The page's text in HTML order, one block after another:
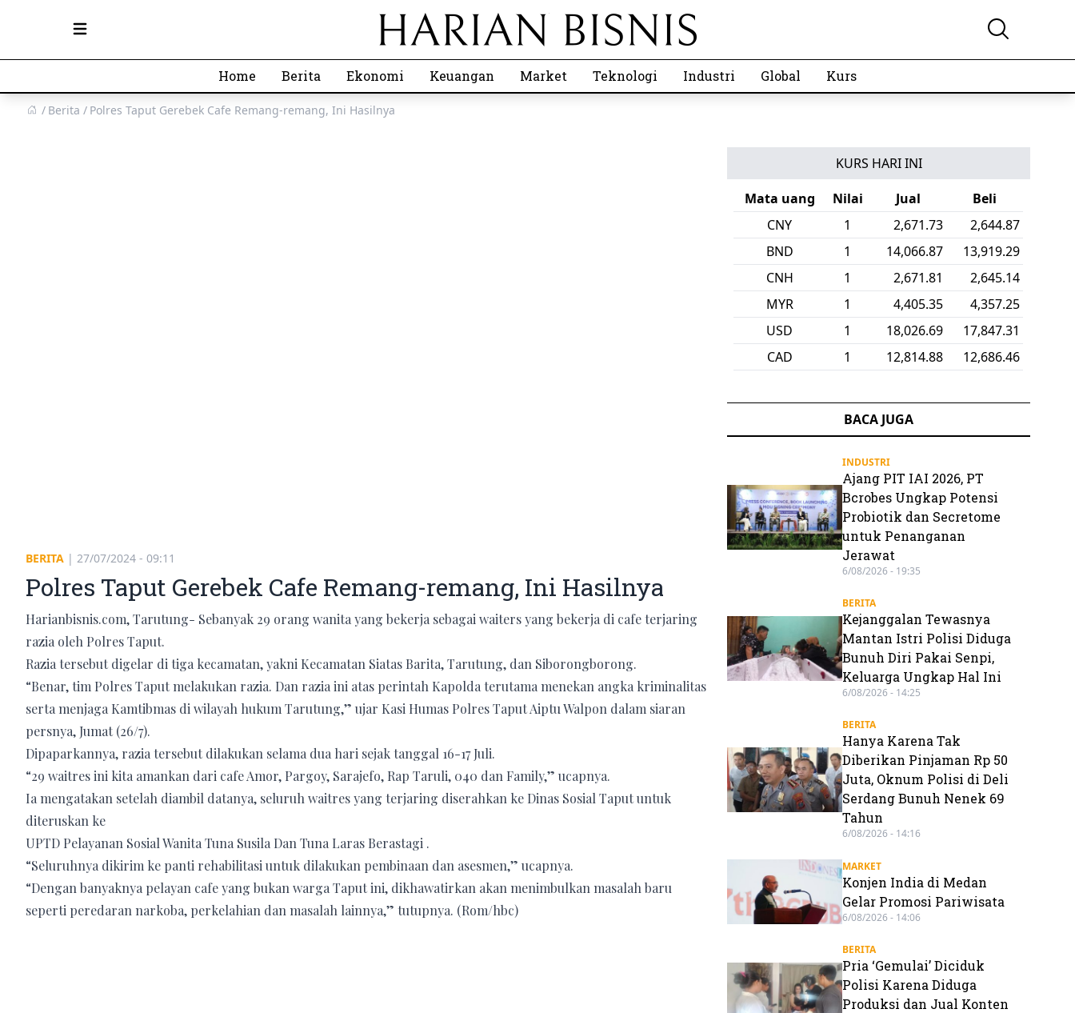
Open main menu
Home Berita Ekonomi Keuangan Market Teknologi Industri Global Kurs
Berita Polres Taput Gerebek Cafe Remang-remang, Ini Hasilnya
BERITA | 27/07/2024 - 09:11
Polres Taput Gerebek Cafe Remang-remang, Ini Hasilnya
Harianbisnis.com, Tarutung- Sebanyak 29 orang wanita yang bekerja sebagai waiters yang bekerja di cafe terjaring
razia oleh Polres Taput.
Razia tersebut digelar di tiga kecamatan, yakni Kecamatan Siatas Barita, Tarutung, dan Siborongborong.
“Benar, tim Polres Taput melakukan razia. Dan razia ini atas perintah Kapolda terutama menekan angka kriminalitas
serta menjaga Kamtibmas di wilayah hukum Tarutung,” ujar Kasi Humas Polres Taput Aiptu Walpon dalam siaran
persnya, Jumat (26/7).
Dipaparkannya, razia tersebut dilakukan selama dua hari sejak tanggal 16-17 Juli.
“29 waitres ini kita amankan dari cafe Amor, Pargoy, Sarajefo, Rap Taruli, 040 dan Family,” ucapnya.
Ia mengatakan setelah diambil datanya, seluruh waitres yang terjaring diserahkan ke Dinas Sosial Taput untuk
diteruskan ke
UPTD Pelayanan Sosial Wanita Tuna Susila Dan Tuna Laras Berastagi .
“Seluruhnya dikirim ke panti rehabilitasi untuk dilakukan pembinaan dan asesmen,” ucapnya.
“Dengan banyaknya pelayan cafe yang bukan warga Taput ini, dikhawatirkan akan menimbulkan masalah baru
seperti peredaran narkoba, perkelahian dan masalah lainnya,” tutupnya. (Rom/hbc)
KURS HARI INI
Mata uang
Nilai Jual
Beli
CNY
1 2,671.73
2,644.87
BND
1 14,066.87
13,919.29
CNH
1 2,671.81
2,645.14
MYR
1 4,405.35
4,357.25
USD
1 18,026.69
17,847.31
CAD
1 12,814.88 12,686.46
BACA JUGA
INDUSTRI
Ajang PIT IAI 2026, PT
Bcrobes Ungkap Potensi
Probiotik dan Secretome
untuk Penanganan
Jerawat
6/08/2026 - 19:35
BERITA
Kejanggalan Tewasnya
Mantan Istri Polisi Diduga
Bunuh Diri Pakai Senpi,
Keluarga Ungkap Hal Ini
6/08/2026 - 14:25
BERITA
Hanya Karena Tak
Diberikan Pinjaman Rp 50
Juta, Oknum Polisi di Deli
Serdang Bunuh Nenek 69
Tahun
6/08/2026 - 14:16
MARKET
Konjen India di Medan
Gelar Promosi Pariwisata
6/08/2026 - 14:06
BERITA
Pria ‘Gemulai’ Diciduk
Polisi Karena Diduga
Produksi dan Jual Konten